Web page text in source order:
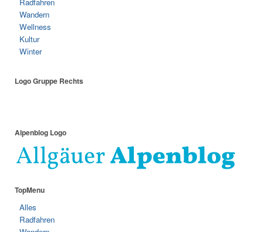
Wandern
Wellness
Kultur
Winter
Logo Gruppe Rechts
Alpenblog Logo
TopMenu
Alles
Radfahren